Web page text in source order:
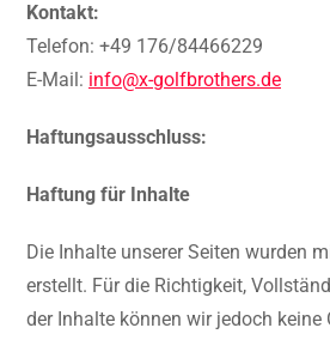
Kontakt:
Telefon: +49 176/84466229
E-Mail: info@x-golfbrothers.de
Haftungsausschluss:
Haftung für Inhalte
Die Inhalte unserer Seiten wurden
erstellt. Für die Richtigkeit,
der Inhalte können wir jedoch keine